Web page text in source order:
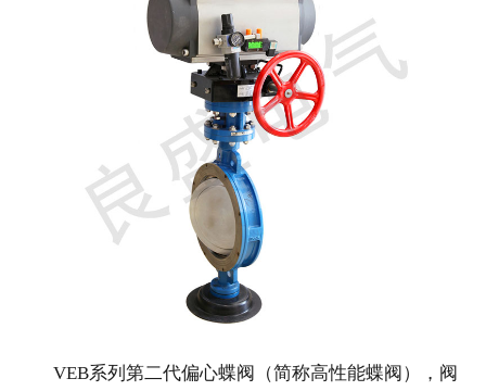
联系我们
VEB系列第二代偏心蝶阀（简称高性能蝶阀），阀